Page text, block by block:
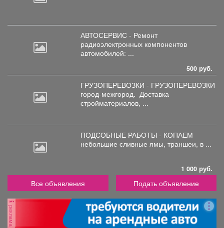
АВТОСЕРВИС - Ремонт
радиоэлектронных компонентов
автомобилей: ...
500 руб.
ГРУЗОПЕРЕВОЗКИ - ГРУЗОПЕРЕВОЗКИ
город-межгород. Доставка
стройматериалов, ...
ПОДСОБНЫЕ РАБОТЫ - КОПАЕМ
небольшие сливные ямы, траншеи, в ...
1 000 руб.
Все объявления Подать объявление
реклама